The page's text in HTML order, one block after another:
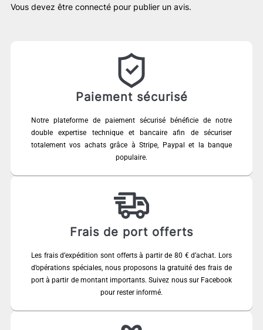
Vous devez être connecté pour publier un avis.
Paiement sécurisé
Notre plateforme de paiement sécurisé bénéficie de notre
double expertise technique et bancaire afin de sécuriser
totalement vos achats grâce à Stripe, Paypal et la banque
populaire.
Frais de port offerts
Les frais d’expédition sont offerts à partir de 80 € d’achat. Lors
d’opérations spéciales, nous proposons la gratuité des frais de
port à partir de montant importants. Suivez nous sur Facebook
pour rester informé.